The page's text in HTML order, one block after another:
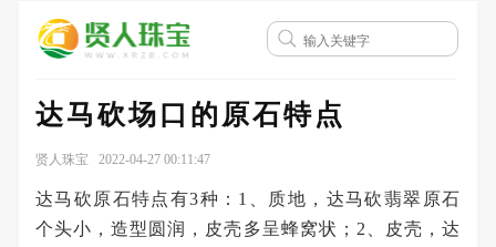
达马砍场口的原石特点
贤人珠宝 2022-04-27 00:11:47
达马砍原石特点有3种：1、质地，达马砍翡翠原石
个头小，造型圆润，皮壳多呈蜂窝状；2、皮壳，达